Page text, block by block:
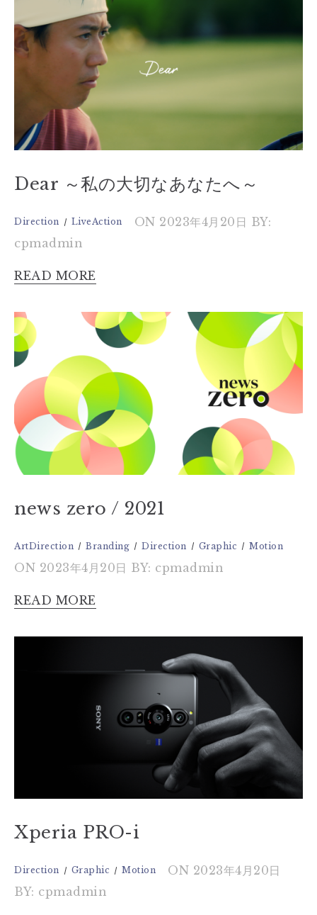
Dear ～私の大切なあなたへ～
Direction LiveAction ON 2023年4月20日 BY:
cpmadmin
READ MORE
news zero / 2021
ArtDirection Branding Direction Graphic Motion
ON 2023年4月20日 BY: cpmadmin
READ MORE
Xperia PRO-i
Direction Graphic Motion
ON 2023年4月20日
BY: cpmadmin